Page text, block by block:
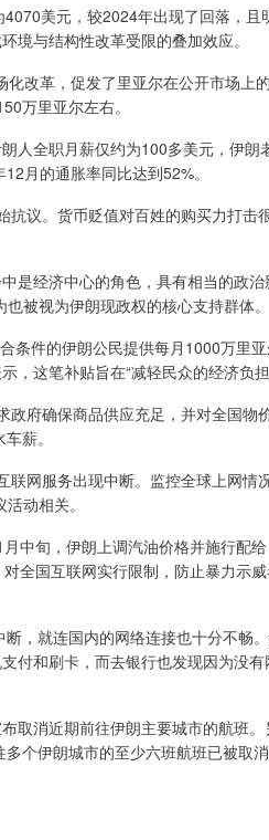
美元，较2024年出现了回落，且
境与结构性改革受限的叠加效应。
改革，促发了里亚尔在公开市场上
万里亚尔左右。
人全职月薪仅约为100多美元，伊朗
月的通胀率同比达到52%。
议。货币贬值对百姓的购买力打击
是经济中心的角色，具有相当的政
被视为伊朗现政权的核心支持群体。
件的伊朗公民提供每月1000万里亚
这笔补贴旨在“减轻民众的经济负担
府确保商品供应充足，并对全国物
薪。
网服务出现中断。监控全球上网情
动相关。
中旬，伊朗上调汽油价格并施行配
全国互联网实行限制，防止暴力示
，就连国内的网络连接也十分不畅
付和刷卡，而去银行也发现因为没
取消近期前往伊朗主要城市的航班
个伊朗城市的至少六班航班已被取